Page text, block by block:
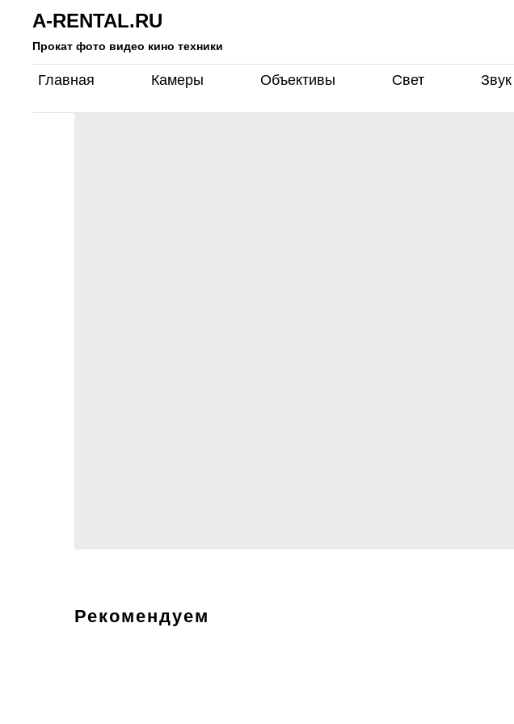
A-RENTAL.RU
Прокат фото видео кино техники
Главная Камеры Объективы Свет Звук
Рекомендуем